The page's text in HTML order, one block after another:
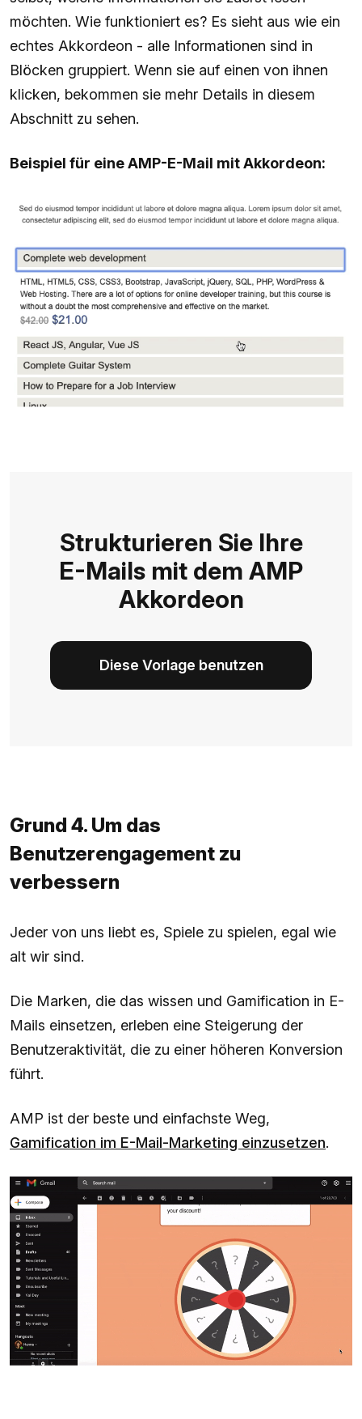
möchten. Wie funktioniert es? Es sieht aus wie ein
echtes Akkordeon - alle Informationen sind in
Blöcken gruppiert. Wenn sie auf einen von ihnen
klicken, bekommen sie mehr Details in diesem
Abschnitt zu sehen.
Beispiel für eine AMP-E-Mail mit Akkordeon:
Strukturieren Sie Ihre
E-Mails mit dem AMP
Akkordeon
Diese Vorlage benutzen
Grund 4. Um das
Benutzerengagement zu
verbessern
Jeder von uns liebt es, Spiele zu spielen, egal wie
alt wir sind.
Die Marken, die das wissen und Gamification in E-
Mails einsetzen, erleben eine Steigerung der
Benutzeraktivität, die zu einer höheren Konversion
führt.
AMP ist der beste und einfachste Weg,
Gamification im E-Mail-Marketing einzusetzen.